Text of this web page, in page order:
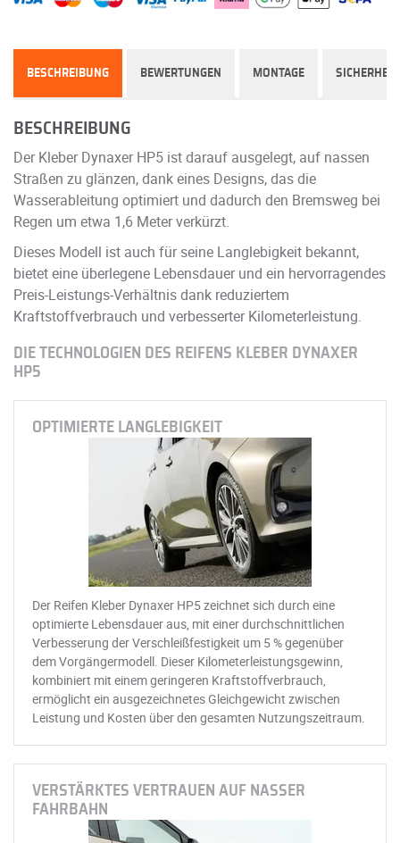
BESCHREIBUNG BEWERTUNGEN MONTAGE SICHERHEIT
BESCHREIBUNG
Der Kleber Dynaxer HP5 ist darauf ausgelegt, auf nassen
Straßen zu glänzen, dank eines Designs, das die
Wasserableitung optimiert und dadurch den Bremsweg bei
Regen um etwa 1,6 Meter verkürzt.
Dieses Modell ist auch für seine Langlebigkeit bekannt,
bietet eine überlegene Lebensdauer und ein hervorragendes
Preis-Leistungs-Verhältnis dank reduziertem
Kraftstoffverbrauch und verbesserter Kilometerleistung.
DIE TECHNOLOGIEN DES REIFENS KLEBER DYNAXER
HP5
OPTIMIERTE LANGLEBIGKEIT
Der Reifen Kleber Dynaxer HP5 zeichnet sich durch eine
optimierte Lebensdauer aus, mit einer durchschnittlichen
Verbesserung der Verschleißfestigkeit um 5 % gegenüber
dem Vorgängermodell. Dieser Kilometerleistungsgewinn,
kombiniert mit einem geringeren Kraftstoffverbrauch,
ermöglicht ein ausgezeichnetes Gleichgewicht zwischen
Leistung und Kosten über den gesamten Nutzungszeitraum.
VERSTÄRKTES VERTRAUEN AUF NASSER
FAHRBAHN